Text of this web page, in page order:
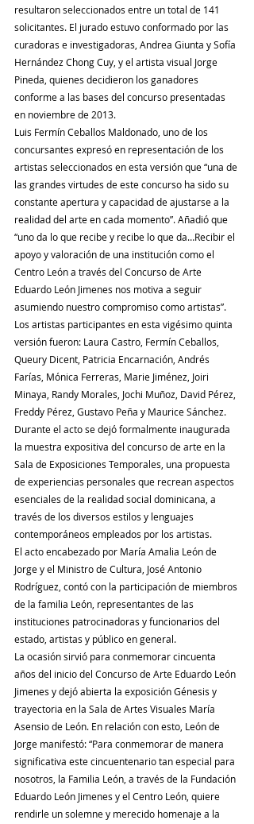
resultaron seleccionados entre un total de 141
solicitantes. El jurado estuvo conformado por las
curadoras e investigadoras, Andrea Giunta y Sofía
Hernández Chong Cuy, y el artista visual Jorge
Pineda, quienes decidieron los ganadores
conforme a las bases del concurso presentadas
en noviembre de 2013.
Luis Fermín Ceballos Maldonado, uno de los
concursantes expresó en representación de los
artistas seleccionados en esta versión que “una de
las grandes virtudes de este concurso ha sido su
constante apertura y capacidad de ajustarse a la
realidad del arte en cada momento”. Añadió que
“uno da lo que recibe y recibe lo que da…Recibir el
apoyo y valoración de una institución como el
Centro León a través del Concurso de Arte
Eduardo León Jimenes nos motiva a seguir
asumiendo nuestro compromiso como artistas”.
Los artistas participantes en esta vigésimo quinta
versión fueron: Laura Castro, Fermín Ceballos,
Queury Dicent, Patricia Encarnación, Andrés
Farías, Mónica Ferreras, Marie Jiménez, Joiri
Minaya, Randy Morales, Jochi Muñoz, David Pérez,
Freddy Pérez, Gustavo Peña y Maurice Sánchez.
Durante el acto se dejó formalmente inaugurada
la muestra expositiva del concurso de arte en la
Sala de Exposiciones Temporales, una propuesta
de experiencias personales que recrean aspectos
esenciales de la realidad social dominicana, a
través de los diversos estilos y lenguajes
contemporáneos empleados por los artistas.
El acto encabezado por María Amalia León de
Jorge y el Ministro de Cultura, José Antonio
Rodríguez, contó con la participación de miembros
de la familia León, representantes de las
instituciones patrocinadoras y funcionarios del
estado, artistas y público en general.
La ocasión sirvió para conmemorar cincuenta
años del inicio del Concurso de Arte Eduardo León
Jimenes y dejó abierta la exposición Génesis y
trayectoria en la Sala de Artes Visuales María
Asensio de León. En relación con esto, León de
Jorge manifestó: “Para conmemorar de manera
significativa este cincuentenario tan especial para
nosotros, la Familia León, a través de la Fundación
Eduardo León Jimenes y el Centro León, quiere
rendirle un solemne y merecido homenaje a la